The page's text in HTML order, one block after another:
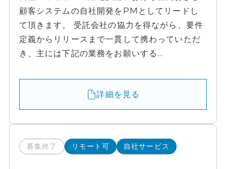
顧客システムの自社開発をPMとしてリードし
て頂きます。 受託会社の協力を得ながら、要件
定義からリリースまで一貫して携わっていただ
き、主には下記の業務をお願いする...
詳細を見る
募集終了 リモート可 自社サービス